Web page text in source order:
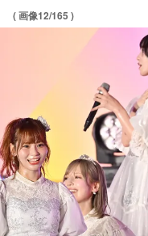
( 画像12/165 )